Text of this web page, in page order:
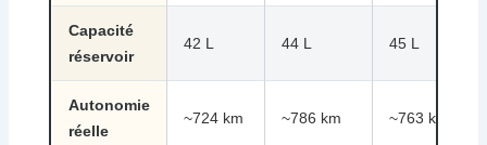
Capacité
réservoir
42 L 44 L 45 L
Autonomie
réelle
~724 km ~786 km ~763 km